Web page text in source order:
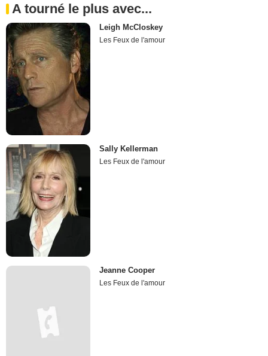
A tourné le plus avec...
Leigh McCloskey
Les Feux de l'amour
Sally Kellerman
Les Feux de l'amour
Jeanne Cooper
Les Feux de l'amour